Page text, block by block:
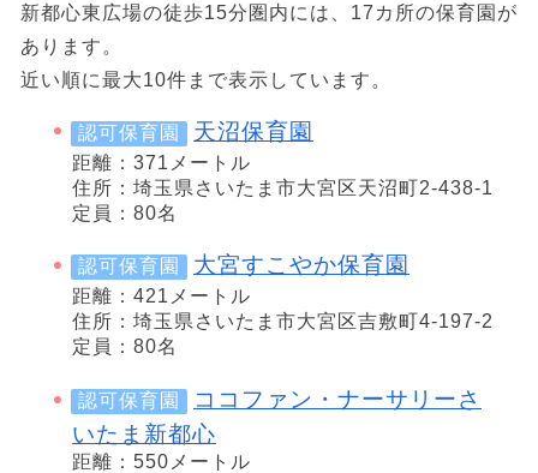
新都心東広場の徒歩15分圏内には、17カ所の保育園が
あります。
近い順に最大10件まで表示しています。
認可保育園 天沼保育園
距離：371メートル
住所：埼玉県さいたま市大宮区天沼町2-438-1
定員：80名
認可保育園 大宮すこやか保育園
距離：421メートル
住所：埼玉県さいたま市大宮区吉敷町4-197-2
定員：80名
認可保育園
ココファン・ナーサリーさ
いたま新都心
距離：550メートル